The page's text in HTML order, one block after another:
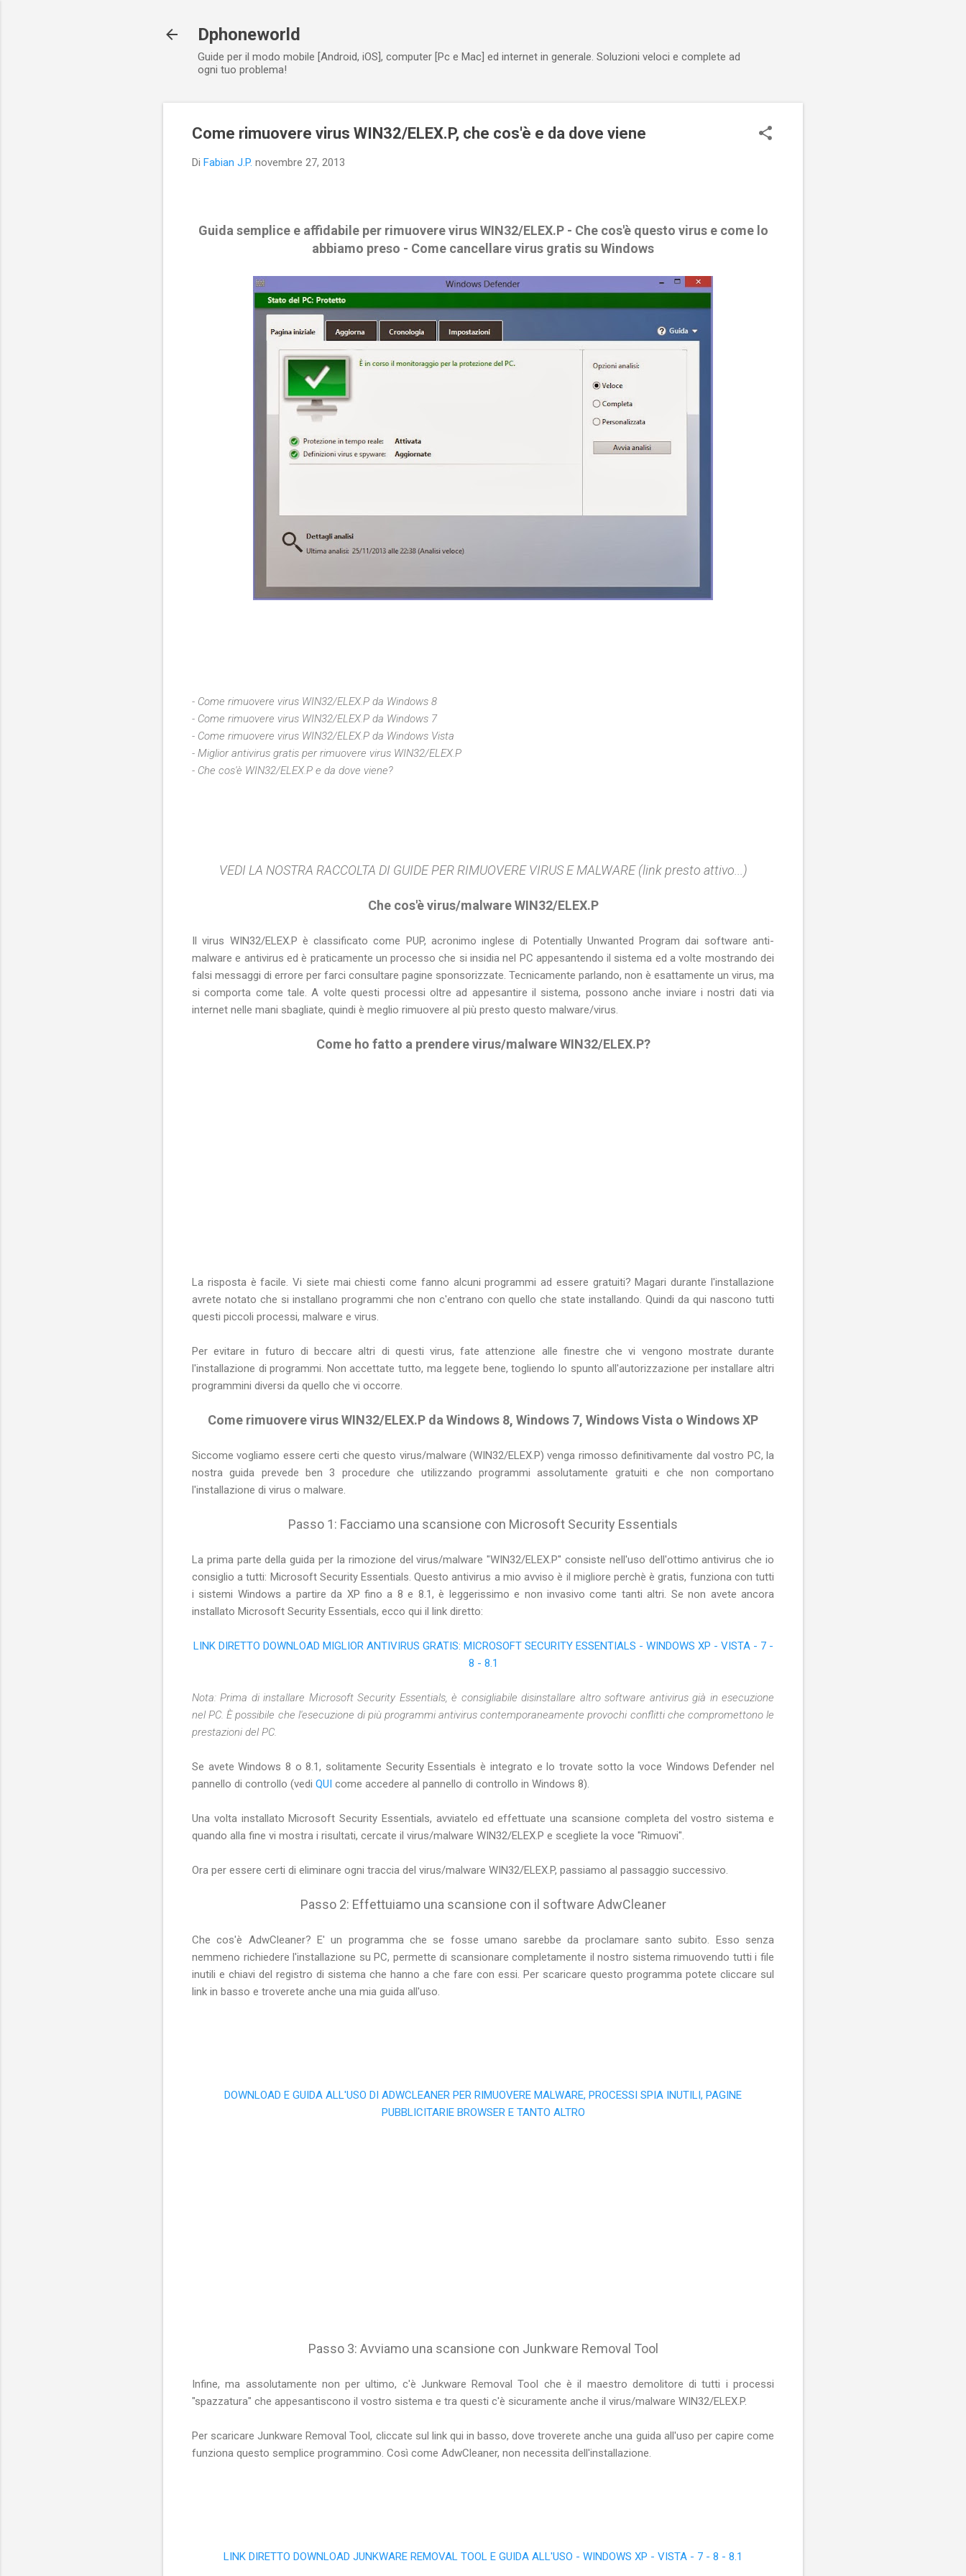
Dphoneworld
Guide per il modo mobile [Android, iOS], computer [Pc e Mac] ed internet in generale. Soluzioni veloci e complete ad
ogni tuo problema!
Come rimuovere virus WIN32/ELEX.P, che cos'è e da dove viene
Di Fabian J.P. novembre 27, 2013
Guida semplice e affidabile per rimuovere virus WIN32/ELEX.P - Che cos'è questo virus e come lo
abbiamo preso - Come cancellare virus gratis su Windows
- Come rimuovere virus WIN32/ELEX.P da Windows 8
- Come rimuovere virus WIN32/ELEX.P da Windows 7
- Come rimuovere virus WIN32/ELEX.P da Windows Vista
- Miglior antivirus gratis per rimuovere virus WIN32/ELEX.P
- Che cos'è WIN32/ELEX.P e da dove viene?
VEDI LA NOSTRA RACCOLTA DI GUIDE PER RIMUOVERE VIRUS E MALWARE (link presto attivo...)
Che cos'è virus/malware WIN32/ELEX.P
Il virus WIN32/ELEX.P è classificato come PUP, acronimo inglese di Potentially Unwanted Program dai software anti-
malware e antivirus ed è praticamente un processo che si insidia nel PC appesantendo il sistema ed a volte mostrando dei
falsi messaggi di errore per farci consultare pagine sponsorizzate. Tecnicamente parlando, non è esattamente un virus, ma
si comporta come tale. A volte questi processi oltre ad appesantire il sistema, possono anche inviare i nostri dati via
internet nelle mani sbagliate, quindi è meglio rimuovere al più presto questo malware/virus.
Come ho fatto a prendere virus/malware WIN32/ELEX.P?
La risposta è facile. Vi siete mai chiesti come fanno alcuni programmi ad essere gratuiti? Magari durante l'installazione
avrete notato che si installano programmi che non c'entrano con quello che state installando. Quindi da qui nascono tutti
questi piccoli processi, malware e virus.
Per evitare in futuro di beccare altri di questi virus, fate attenzione alle finestre che vi vengono mostrate durante
l'installazione di programmi. Non accettate tutto, ma leggete bene, togliendo lo spunto all'autorizzazione per installare altri
programmini diversi da quello che vi occorre.
Come rimuovere virus WIN32/ELEX.P da Windows 8, Windows 7, Windows Vista o Windows XP
Siccome vogliamo essere certi che questo virus/malware (WIN32/ELEX.P) venga rimosso definitivamente dal vostro PC, la
nostra guida prevede ben 3 procedure che utilizzando programmi assolutamente gratuiti e che non comportano
l'installazione di virus o malware.
Passo 1: Facciamo una scansione con Microsoft Security Essentials
La prima parte della guida per la rimozione del virus/malware "WIN32/ELEX.P" consiste nell'uso dell'ottimo antivirus che io
consiglio a tutti: Microsoft Security Essentials. Questo antivirus a mio avviso è il migliore perchè è gratis, funziona con tutti
i sistemi Windows a partire da XP fino a 8 e 8.1, è leggerissimo e non invasivo come tanti altri. Se non avete ancora
installato Microsoft Security Essentials, ecco qui il link diretto:
LINK DIRETTO DOWNLOAD MIGLIOR ANTIVIRUS GRATIS: MICROSOFT SECURITY ESSENTIALS - WINDOWS XP - VISTA - 7 -
8 - 8.1
Nota: Prima di installare Microsoft Security Essentials, è consigliabile disinstallare altro software antivirus già in esecuzione
nel PC. È possibile che l'esecuzione di più programmi antivirus contemporaneamente provochi conflitti che compromettono le
prestazioni del PC.
Se avete Windows 8 o 8.1, solitamente Security Essentials è integrato e lo trovate sotto la voce Windows Defender nel
pannello di controllo (vedi QUI come accedere al pannello di controllo in Windows 8).
Una volta installato Microsoft Security Essentials, avviatelo ed effettuate una scansione completa del vostro sistema e
quando alla fine vi mostra i risultati, cercate il virus/malware WIN32/ELEX.P e scegliete la voce "Rimuovi".
Ora per essere certi di eliminare ogni traccia del virus/malware WIN32/ELEX.P, passiamo al passaggio successivo.
Passo 2: Effettuiamo una scansione con il software AdwCleaner
Che cos'è AdwCleaner? E' un programma che se fosse umano sarebbe da proclamare santo subito. Esso senza
nemmeno richiedere l'installazione su PC, permette di scansionare completamente il nostro sistema rimuovendo tutti i file
inutili e chiavi del registro di sistema che hanno a che fare con essi. Per scaricare questo programma potete cliccare sul
link in basso e troverete anche una mia guida all'uso.
DOWNLOAD E GUIDA ALL'USO DI ADWCLEANER PER RIMUOVERE MALWARE, PROCESSI SPIA INUTILI, PAGINE
PUBBLICITARIE BROWSER E TANTO ALTRO
Passo 3: Avviamo una scansione con Junkware Removal Tool
Infine, ma assolutamente non per ultimo, c'è Junkware Removal Tool che è il maestro demolitore di tutti i processi
"spazzatura" che appesantiscono il vostro sistema e tra questi c'è sicuramente anche il virus/malware WIN32/ELEX.P.
Per scaricare Junkware Removal Tool, cliccate sul link qui in basso, dove troverete anche una guida all'uso per capire come
funziona questo semplice programmino. Così come AdwCleaner, non necessita dell'installazione.
LINK DIRETTO DOWNLOAD JUNKWARE REMOVAL TOOL E GUIDA ALL'USO - WINDOWS XP - VISTA - 7 - 8 - 8.1